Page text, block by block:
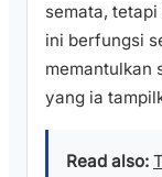
semata,
ini berfungsi
memantulkan
yang ia
Read also: